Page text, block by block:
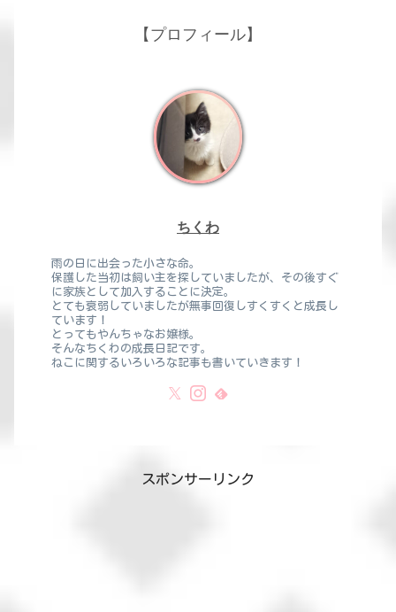
【プロフィール】
ちくわ
雨の日に出会った小さな命。
保護した当初は飼い主を探していましたが、その後すぐ
に家族として加入することに決定。
とても衰弱していましたが無事回復しすくすくと成長し
ています！
とってもやんちゃなお嬢様。
そんなちくわの成長日記です。
ねこに関するいろいろな記事も書いていきます！
スポンサーリンク